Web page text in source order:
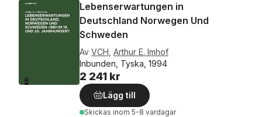
Lebenserwartungen in
Deutschland Norwegen Und
Schweden
Av VCH Arthur E. Imhof
Inbunden, Tyska, 1994
2 241 kr
Lägg till
Skickas inom 5-8 vardagar